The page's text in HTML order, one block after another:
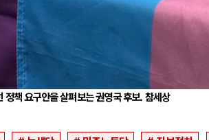
정책 요구안을 살펴보는 권영국 후보. 참세상